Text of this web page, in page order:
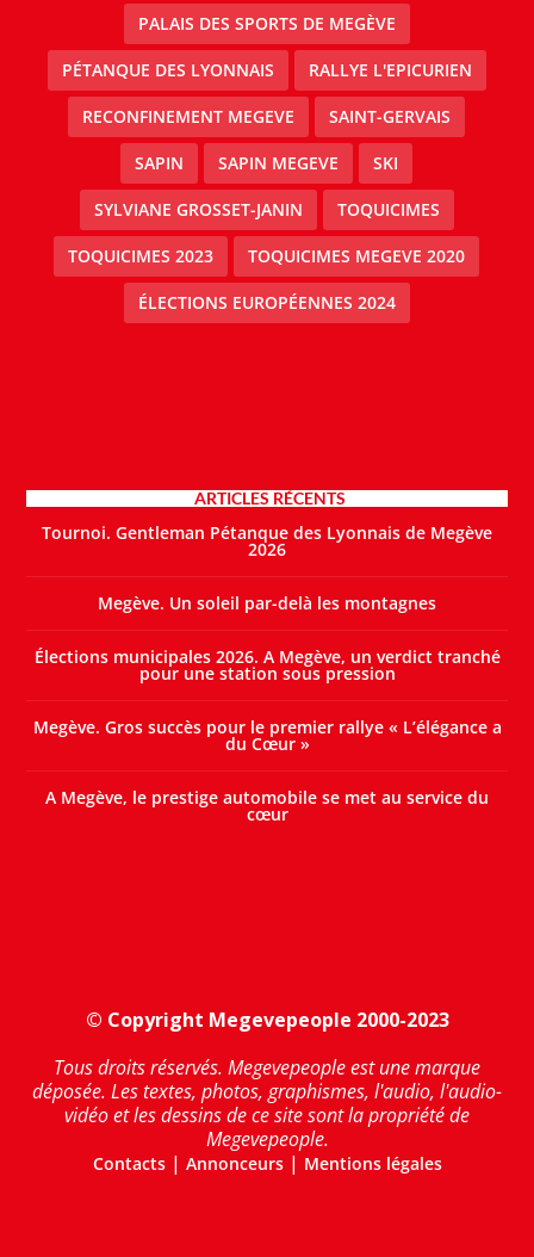
PALAIS DES SPORTS DE MEGÈVE
PÉTANQUE DES LYONNAIS RALLYE L'EPICURIEN
RECONFINEMENT MEGEVE SAINT-GERVAIS
SAPIN SAPIN MEGEVE SKI
SYLVIANE GROSSET-JANIN TOQUICIMES
TOQUICIMES 2023 TOQUICIMES MEGEVE 2020
ÉLECTIONS EUROPÉENNES 2024
ARTICLES RÉCENTS
Tournoi. Gentleman Pétanque des Lyonnais de Megève
2026
Megève. Un soleil par-delà les montagnes
Élections municipales 2026. A Megève, un verdict tranché
pour une station sous pression
Megève. Gros succès pour le premier rallye « L’élégance a
du Cœur »
A Megève, le prestige automobile se met au service du
cœur
© Copyright Megevepeople 2000-2023
Tous droits réservés. Megevepeople est une marque
déposée. Les textes, photos, graphismes, l'audio, l'audio-
vidéo et les dessins de ce site sont la propriété de
Megevepeople.
Contacts| Annonceurs| Mentions légales